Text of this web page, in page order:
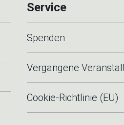
Service
Spenden
Vergangene
Cookie-Richtlinie (EU)